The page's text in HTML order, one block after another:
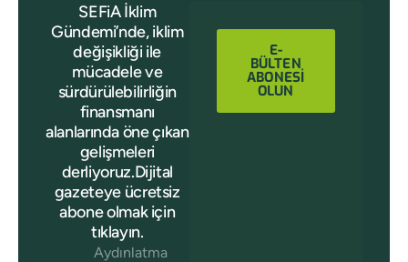
SEFiA İklim
Gündemi’nde, iklim
değişikliği ile
mücadele ve
sürdürülebilirliğin
finansmanı
alanlarında öne çıkan
gelişmeleri
derliyoruz.Dijital
gazeteye ücretsiz
abone olmak için
tıklayın.
Aydınlatma
E-
BÜLTEN
ABONESİ
OLUN